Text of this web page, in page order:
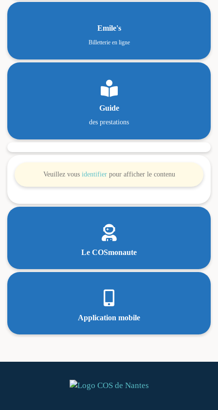
Emile's
Billetterie en ligne

Guide
des prestations
Veuillez vous identifierpour afficher le contenu

Le COSmonaute

Application mobile